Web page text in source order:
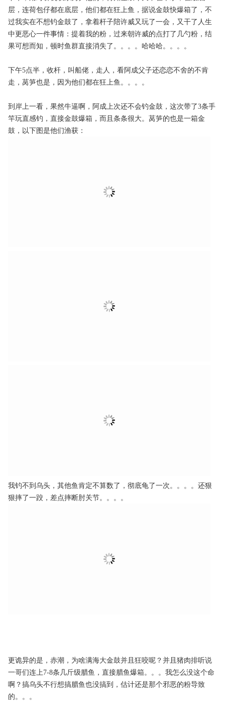
层，连荷包仔都在底层，他们都在狂上鱼，据说金鼓快爆箱了，不
过我实在不想钓金鼓了，拿着杆子陪许威又玩了一会，又干了人生
中更恶心一件事情：提着我的粉，过来朝许威的点打了几勺粉，结
果可想而知，顿时鱼群直接消失了。。。。哈哈哈。。。。
下午5点半，收杆，叫船佬，走人，看阿成父子还恋恋不舍的不肯
走，莴笋也是，因为他们都在狂上鱼。。。。
到岸上一看，果然牛逼啊，阿成上次还不会钓金鼓，这次带了3条手
竿玩直感钓，直接金鼓爆箱，而且条条很大。莴笋的也是一箱金
鼓，以下图是他们渔获：
我钓不到乌头，其他鱼肯定不算数了，彻底龟了一次。。。。还狠
狠摔了一跤，差点摔断肘关节。。。。
更诡异的是，赤潮，为啥满海大金鼓并且狂咬呢？并且猪肉排听说
一哥们连上7-8条几斤级腊鱼，直接腊鱼爆箱。。。我怎么没这个命
啊？搞乌头不行想搞腊鱼也没搞到，估计还是那个邪恶的粉导致
的。。。